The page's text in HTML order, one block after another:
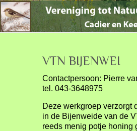
VTN BIJENWEI
Contactpersoon: Pierre
tel. 043-3648975
Deze werkgroep verzorgt
in de Bijenweide van de
reeds menig potje honing